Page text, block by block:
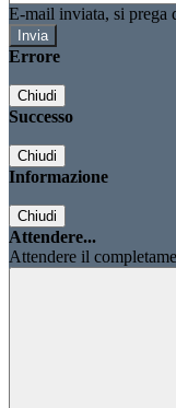
E-mail inviata, si prega
Errore
Chiudi
Successo
Chiudi
Informazione
Chiudi
Attendere...
Attendere il